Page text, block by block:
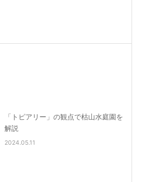
「トピアリー」の観点で枯山水庭園を
解説
2024.05.11